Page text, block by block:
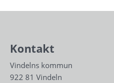
Kontakt
Vindelns kommun
922 81 Vindeln